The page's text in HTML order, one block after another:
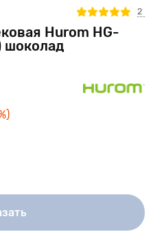
Hurom HG-
шоколад
2